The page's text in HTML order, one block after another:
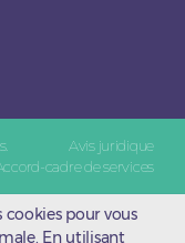
Avis juridique
cadre de services
cookies pour vous
En utilisant